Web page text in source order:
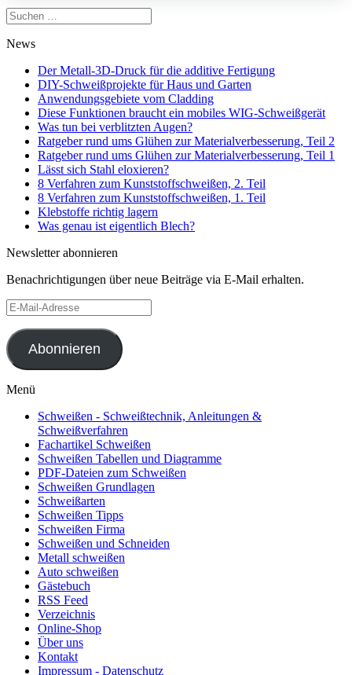
Suchen
nach:
News
Der Metall-3D-Druck für die additive Fertigung
DIY-Schweißprojekte für Haus und Garten
Anwendungsgebiete vom Cladding
Diese Funktionen braucht ein mobiles WIG-Schweißgerät
Was tun bei verblitzten Augen?
Ratgeber rund ums Glühen zur Materialverbesserung, Teil 2
Ratgeber rund ums Glühen zur Materialverbesserung, Teil 1
Lässt sich Stahl eloxieren?
8 Verfahren zum Kunststoffschweißen, 2. Teil
8 Verfahren zum Kunststoffschweißen, 1. Teil
Klebstoffe richtig lagern
Was genau ist eigentlich Blech?
Newsletter abonnieren
Benachrichtigungen über neue Beiträge via E-Mail erhalten.
E-
Mail-
Adresse
Abonnieren
Menü
Schweißen - Schweißtechnik, Anleitungen &
Schweißverfahren
Fachartikel Schweißen
Schweißen Tabellen und Diagramme
PDF-Dateien zum Schweißen
Schweißen Grundlagen
Schweißarten
Schweißen Tipps
Schweißen Firma
Schweißen und Schneiden
Metall schweißen
Auto schweißen
Gästebuch
RSS Feed
Verzeichnis
Online-Shop
Über uns
Kontakt
Impressum - Datenschutz